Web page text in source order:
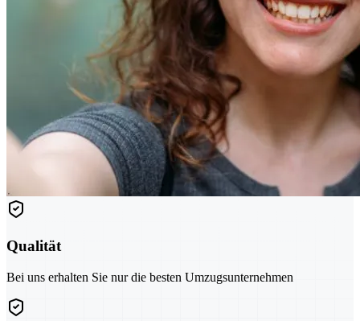
Qualität
Bei uns erhalten Sie nur die besten Umzugsunternehmen